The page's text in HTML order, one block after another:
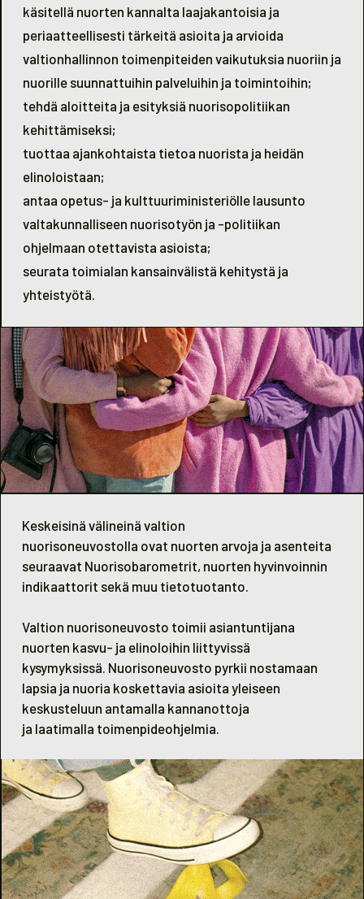
käsitellä nuorten kannalta laajakantoisia ja
periaatteellisesti tärkeitä asioita ja arvioida
valtionhallinnon toimenpiteiden vaikutuksia nuoriin ja
nuorille suunnattuihin palveluihin ja toimintoihin;
tehdä aloitteita ja esityksiä nuorisopolitiikan
kehittämiseksi;
tuottaa ajankohtaista tietoa nuorista ja heidän
elinoloistaan;
antaa opetus- ja kulttuuriministeriölle lausunto
valtakunnalliseen nuorisotyön ja -politiikan
ohjelmaan otettavista asioista;
seurata toimialan kansainvälistä kehitystä ja
yhteistyötä.
Keskeisinä välineinä valtion
nuorisoneuvostolla ovat nuorten arvoja ja asenteita
seuraavat Nuorisobarometrit, nuorten hyvinvoinnin
indikaattorit sekä muu tietotuotanto.
Valtion nuorisoneuvosto toimii asiantuntijana
nuorten kasvu- ja elinoloihin liittyvissä
kysymyksissä. Nuorisoneuvosto pyrkii nostamaan
lapsia ja nuoria koskettavia asioita yleiseen
keskusteluun antamalla kannanottoja
ja laatimalla toimenpideohjelmia.